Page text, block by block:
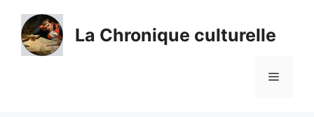
contenu
La Chronique culturelle
Menu